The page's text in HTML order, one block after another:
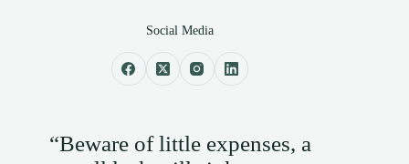
Social Media
“Beware of little expenses, a